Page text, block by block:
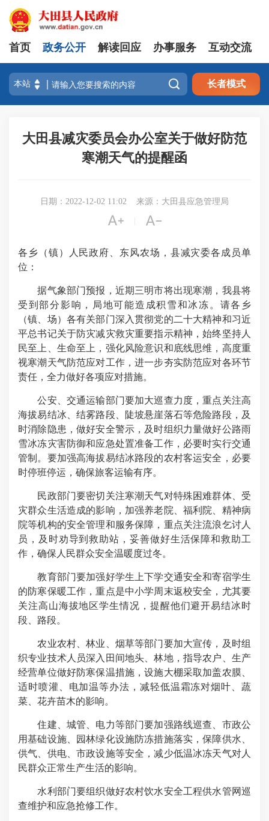
首页 政务公开 解读回应 办事服务 互动交流
 长者模式
大田县减灾委员会办公室关于做好防范
寒潮天气的提醒函
日期：2022-12-02 11:02 来源：大田县应急管理局
 
各乡（镇）人民政府、东风农场，县减灾委各成员单
位：
据气象部门预报，近期三明市将出现寒潮，我县将
受到部分影响，局地可能造成积雪和冰冻。请各乡
（镇、场）各有关部门深入贯彻党的二十大精神和习近
平总书记关于防灾减灾救灾重要指示精神，始终坚持人
民至上、生命至上，强化风险意识和底线思维，高度重
视寒潮天气防范应对工作，进一步夯实防范应对各环节
责任，全力做好各项应对措施。
公安、交通运输部门要加大巡查力度，重点关注高
海拔易结冰、结雾路段、陡坡悬崖落石等危险路段，及
时消除隐患，做好安全警示，及时组织力量做好公路雨
雪冰冻灾害防御和应急处置准备工作，必要时实行交通
管制。要加强高海拔易结冰路段的农村客运安全，必要
时停班停运，确保旅客运输有序。
民政部门要密切关注寒潮天气对特殊困难群体、受
灾群众生活造成的影响，加强养老院、福利院、精神病
院等机构的安全管理和服务保障，重点关注流浪乞讨人
员，及时劝导到救助站，妥善做好生活保障和救助工
作，确保人民群众安全温暖度过冬。
教育部门要加强好学生上下学交通安全和寄宿学生
的防寒保暖工作，重点是中小学周末返校安全，尤其要
关注高山海拔地区学生情况，提醒他们避开易结冰时
段、路段。
农业农村、林业、烟草等部门要加大宣传，及时组
织专业技术人员深入田间地头、林地，指导农户、生产
经营单位做好防寒保温措施，设施大棚采取加盖农膜、
适时喷灌、电加温等办法，减轻低温霜冻对烟叶、蔬
菜、花卉苗木的影响。
住建、城管、电力等部门要加强路线巡查、市政公
用基础设施、园林绿化设施防冻措施落实，保障供水、
供气、供电、市政设施等安全，减少低温冰冻天气对人
民群众正常生产生活的影响。
水利部门要组织做好农村饮水安全工程供水管网巡
查维护和应急抢修工作。